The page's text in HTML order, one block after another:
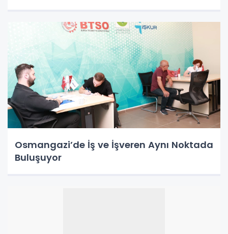
Osmangazi’de İş ve İşveren Aynı Noktada
Buluşuyor